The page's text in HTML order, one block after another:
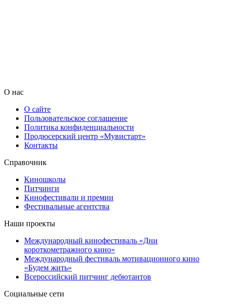
О нас
О сайте
Пользовательское соглашение
Политика конфиденциальности
Продюсерский центр «Мувистарт»
Контакты
Справочник
Киношколы
Питчинги
Кинофестивали и премии
Фестивальные агентства
Наши проекты
Международный кинофестиваль «Дни
короткометражного кино»
Международный фестиваль мотивационного кино
«Будем жить»
Всероссийский питчинг дебютантов
Социальные сети